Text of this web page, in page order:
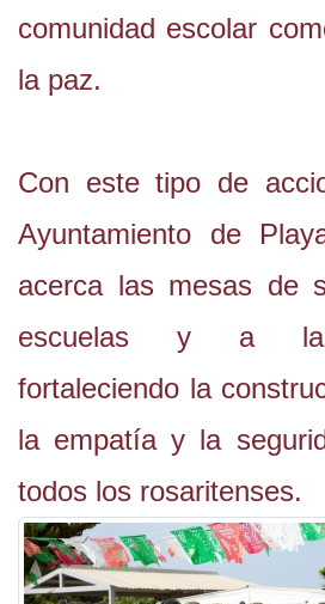
comunidad escolar
la paz.
Con este tipo de
Ayuntamiento de
acerca las mesas de
escuelas y a la
fortaleciendo la
la empatía y la
todos los rosaritenses.